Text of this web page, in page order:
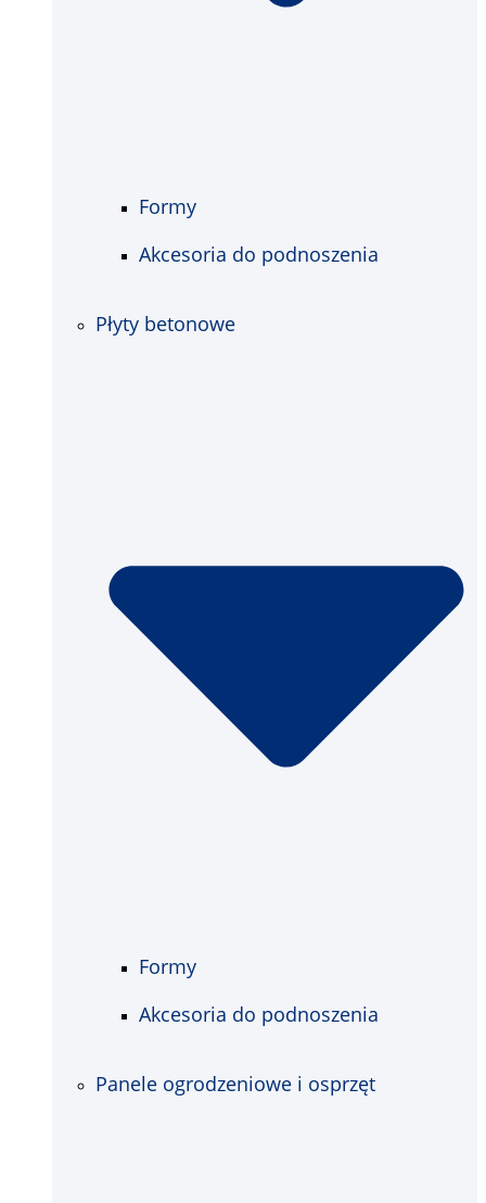
Formy
Akcesoria do podnoszenia
Płyty betonowe
Formy
Akcesoria do podnoszenia
Panele ogrodzeniowe i osprzęt